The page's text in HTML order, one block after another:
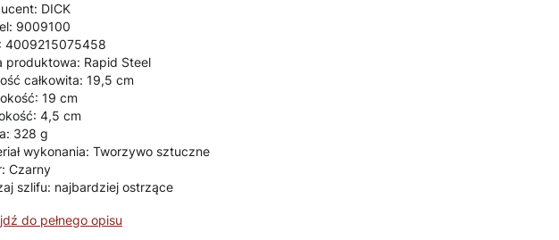
DICK
9009100
4009215075458
produktowa: Rapid Steel
całkowita: 19,5 cm
19 cm
4,5 cm
328 g
wykonania: Tworzywo sztuczne
Czarny
szlifu: najbardziej ostrzące
do pełnego opisu